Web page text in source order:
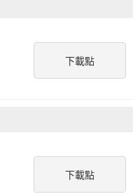
下載點
下載點